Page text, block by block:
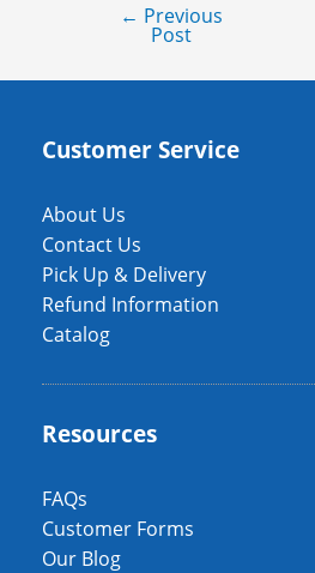
← Previous
Post
Customer Service
About Us
Contact Us
Pick Up & Delivery
Refund Information
Catalog
Resources
FAQs
Customer Forms
Our Blog